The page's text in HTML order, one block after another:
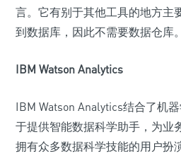
言。它有别于其他工具的地方主
到数据库，因此不需要数据仓库。
IBM Watson Analytics
IBM Watson Analytics结合了机
于提供智能数据科学助手，为业
拥有众多数据科学技能的用户扮